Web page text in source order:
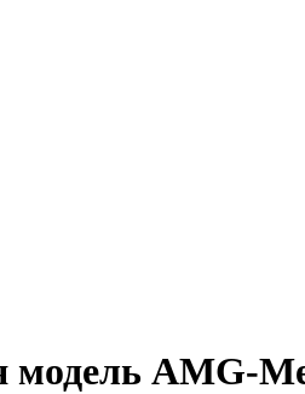
модель AMG-